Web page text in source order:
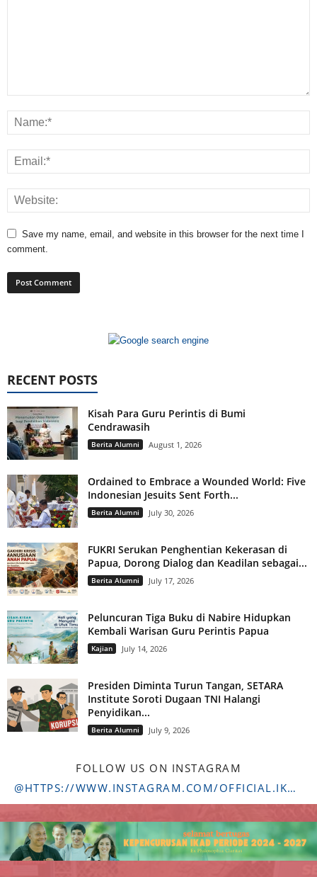
Save my name, email, and website in this browser for the next time I
comment.
RECENT POSTS
Kisah Para Guru Perintis di Bumi
Cendrawasih
Berita Alumni August 1, 2026
Ordained to Embrace a Wounded World: Five
Indonesian Jesuits Sent Forth...
Berita Alumni July 30, 2026
FUKRI Serukan Penghentian Kekerasan di
Papua, Dorong Dialog dan Keadilan sebagai...
Berita Alumni July 17, 2026
Peluncuran Tiga Buku di Nabire Hidupkan
Kembali Warisan Guru Perintis Papua
Kajian July 14, 2026
Presiden Diminta Turun Tangan, SETARA
Institute Soroti Dugaan TNI Halangi
Penyidikan...
Berita Alumni July 9, 2026
FOLLOW US ON INSTAGRAM
@HTTPS://WWW.INSTAGRAM.COM/OFFICIAL.IKADSTFDRIYARKARA/